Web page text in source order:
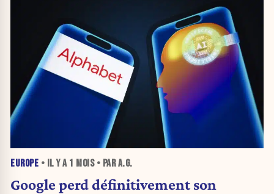
EUROPE • IL Y A 1 MOIS• PAR A.G.
Google perd définitivement son